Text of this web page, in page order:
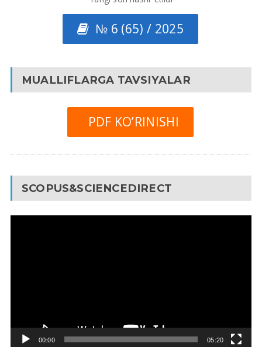
№ 6 (65) / 2025
MUALLIFLARGA TAVSIYALAR
PDF KO’RINISHI
SCOPUS&SCIENCEDIRECT
00:00 05:20